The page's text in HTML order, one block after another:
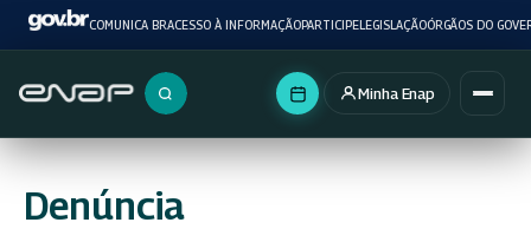
COMUNICA BRACESSO À INFORMAÇÃOPARTICIPELEGISLAÇÃOÓRGÃOS DO
Buscar no portal
Minha Enap
Denúncia